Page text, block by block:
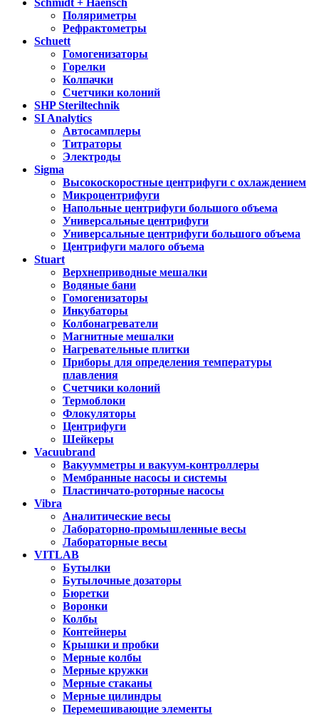
Schmidt + Haensch
Поляриметры
Рефрактометры
Schuett
Гомогенизаторы
Горелки
Колпачки
Счетчики колоний
SHP Steriltechnik
SI Analytics
Автосамплеры
Титраторы
Электроды
Sigma
Высокоскоростные центрифуги с охлаждением
Микроцентрифуги
Напольные центрифуги большого объема
Универсальные центрифуги
Универсальные центрифуги большого объема
Центрифуги малого объема
Stuart
Верхнеприводные мешалки
Водяные бани
Гомогенизаторы
Инкубаторы
Колбонагреватели
Магнитные мешалки
Нагревательные плитки
Приборы для определения температуры
плавления
Счетчики колоний
Термоблоки
Флокуляторы
Центрифуги
Шейкеры
Vacuubrand
Вакуумметры и вакуум-контроллеры
Мембранные насосы и системы
Пластинчато-роторные насосы
Vibra
Аналитические весы
Лабораторно-промышленные весы
Лабораторные весы
VITLAB
Бутылки
Бутылочные дозаторы
Бюретки
Воронки
Колбы
Контейнеры
Крышки и пробки
Мерные колбы
Мерные кружки
Мерные стаканы
Мерные цилиндры
Перемешивающие элементы